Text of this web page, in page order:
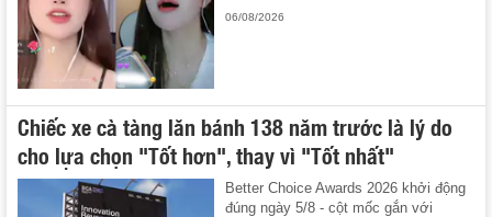
06/08/2026
Chiếc xe cà tàng lăn bánh 138 năm trước là lý do
cho lựa chọn "Tốt hơn", thay vì "Tốt nhất"
Better Choice Awards 2026 khởi động
đúng ngày 5/8 - cột mốc gắn với